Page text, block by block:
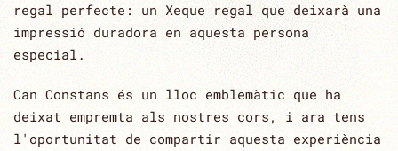
regal perfecte: un Xeque regal que deixarà una
impressió duradora en aquesta persona
especial.
Can Constans és un lloc emblemàtic que ha
deixat empremta als nostres cors, i ara tens
l'oportunitat de compartir aquesta experiència